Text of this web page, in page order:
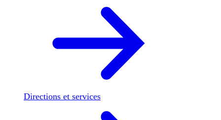
Directions et services